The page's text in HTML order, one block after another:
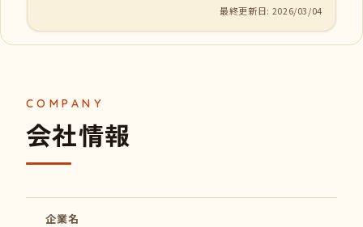
最終更新日: 2026/03/04
会社情報
企業名